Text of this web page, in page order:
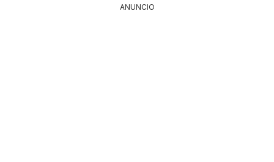
ANUNCIO